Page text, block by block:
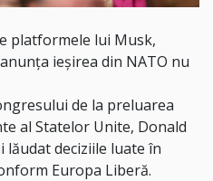
platformele lui Musk,
ieșirea din NATO nu
de la preluarea
al Statelor Unite, Donald
deciziile luate în
Europa Liberă.